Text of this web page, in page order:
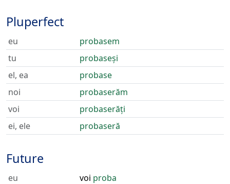
Pluperfect
eu
probasem
tu
probaseși
el, ea
probase
noi
probaserăm
voi
probaserăți
ei, ele
probaseră
Future
eu voi proba